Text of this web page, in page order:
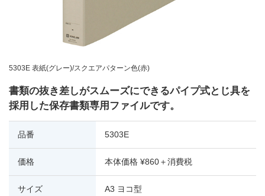
5303E 表紙(グレー)/スクエアパターン色(赤)
書類の抜き差しがスムーズにできるパイプ式とじ具を
採用した保存書類専用ファイルです。
品番 5303E
価格 本体価格 ¥860＋消費税
サイズ A3 ヨコ型